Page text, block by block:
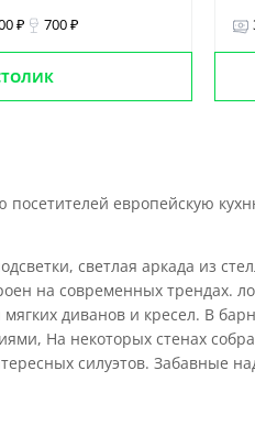
₽ 700 ₽
европейскую
светлая аркада из
на современных трендах.
диванов и кресел. В
На некоторых стенах
силуэтов. Забавные